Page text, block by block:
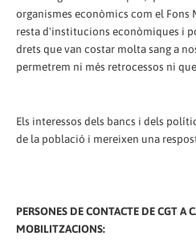
organismes econòmics com el Fons
resta d'institucions econòmiques i
drets que van costar molta sang a
permetrem ni més retrocessos ni
Els interessos dels bancs i dels
de la població i mereixen una
PERSONES DE CONTACTE DE CGT A
MOBILITZACIONS: